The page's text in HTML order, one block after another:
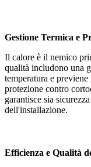
Gestione Termica e
Il calore è il nemico
qualità includono una
temperatura e
protezione contro
garantisce sia
dell'installazione.
Efficienza e Qualità